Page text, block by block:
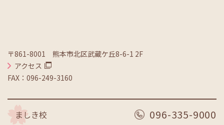
〒861-8001 熊本市北区武蔵ケ丘8-6-1 2F
アクセス
FAX：096-249-3160
ましき校 096-335-9000